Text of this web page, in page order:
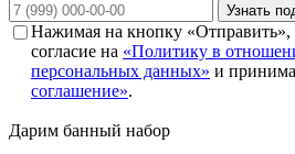
Нажимая на кнопку «Отправить»,
согласие на «Политику в
персональных данных» и
соглашение».
Дарим банный набор